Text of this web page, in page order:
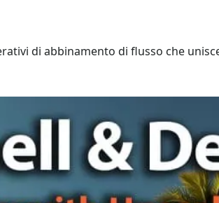
di abbinamento di flusso che